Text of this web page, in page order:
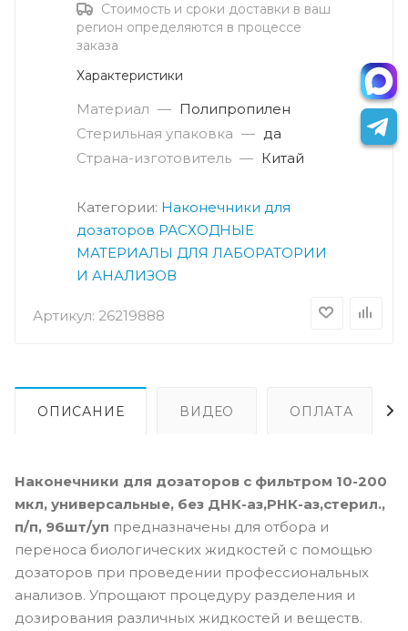
Артикул: 26219888
Стоимость и сроки доставки в ваш
регион определяются в процессе
заказа
Характеристики
Материал — Полипропилен
Стерильная упаковка — да
Страна-изготовитель — Китай
Категории: Наконечники для
дозаторов РАСХОДНЫЕ
МАТЕРИАЛЫ ДЛЯ ЛАБОРАТОРИИ
И АНАЛИЗОВ
ОПИСАНИЕ ВИДЕО ОПЛАТА
Наконечники для дозаторов с фильтром 10-200
мкл, универсальные, без ДНК-аз,РНК-аз,стерил.,
п/п, 96шт/уп предназначены для отбора и
переноса биологических жидкостей с помощью
дозаторов при проведении профессиональных
анализов. Упрощают процедуру разделения и
дозирования различных жидкостей и веществ.